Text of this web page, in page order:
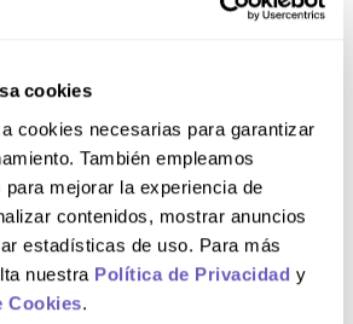
cookies
cookies necesarias para garantizar
También empleamos
mejorar la experiencia de
contenidos, mostrar anuncios
estadísticas de uso. Para más
nuestra Política de Privacidad y
Cookies.
toma para otras condiciones,
o diabetes, así que asegúrese de
si está tomando estos u otros
que puede necesitar un ajuste de
el máximo beneficio de VERTE®
debe seguir el programa de
por su médico, ya que un
de grasa y calorías puede reducir
puede causar cambios
sus hábitos de evacuación
presencia de heces grasas o
a la eliminación de grasa no
las heces, lo que puede